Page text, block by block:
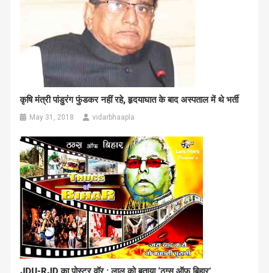
कृषि मंत्री पांडुरंग फुंडकर नहीं रहे, हृदयाघात के बाद अस्पताल में थे भर्ती
May 31, 2018 vidarbhaapla